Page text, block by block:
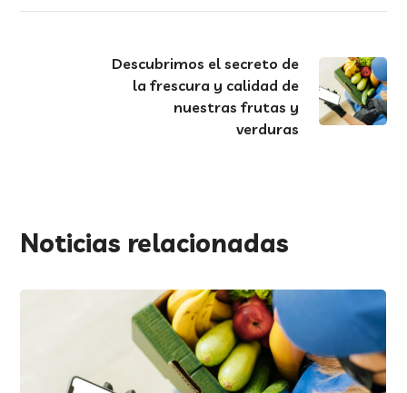
Descubrimos el secreto de
la frescura y calidad de
nuestras frutas y
verduras
Noticias relacionadas